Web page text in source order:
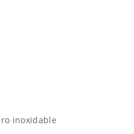
inoxidable